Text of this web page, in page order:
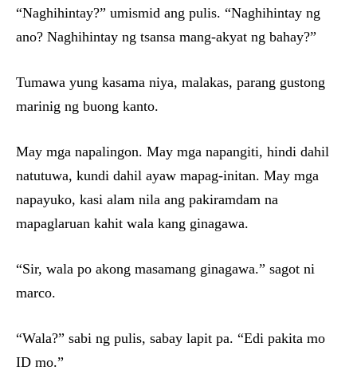
“Naghihintay?” umismid ang pulis. “Naghihintay ng
ano? Naghihintay ng tsansa mang-akyat ng bahay?”
Tumawa yung kasama niya, malakas, parang gustong
marinig ng buong kanto.
May mga napalingon. May mga napangiti, hindi dahil
natutuwa, kundi dahil ayaw mapag-initan. May mga
napayuko, kasi alam nila ang pakiramdam na
mapaglaruan kahit wala kang ginagawa.
“Sir, wala po akong masamang ginagawa.” sagot ni
marco.
“Wala?” sabi ng pulis, sabay lapit pa. “Edi pakita mo
ID mo.”